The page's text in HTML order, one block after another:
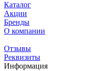
Каталог
Акции
Бренды
О компании
Отзывы
Реквизиты
Информация